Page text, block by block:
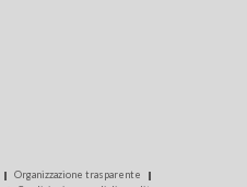
Organizzazione trasparente